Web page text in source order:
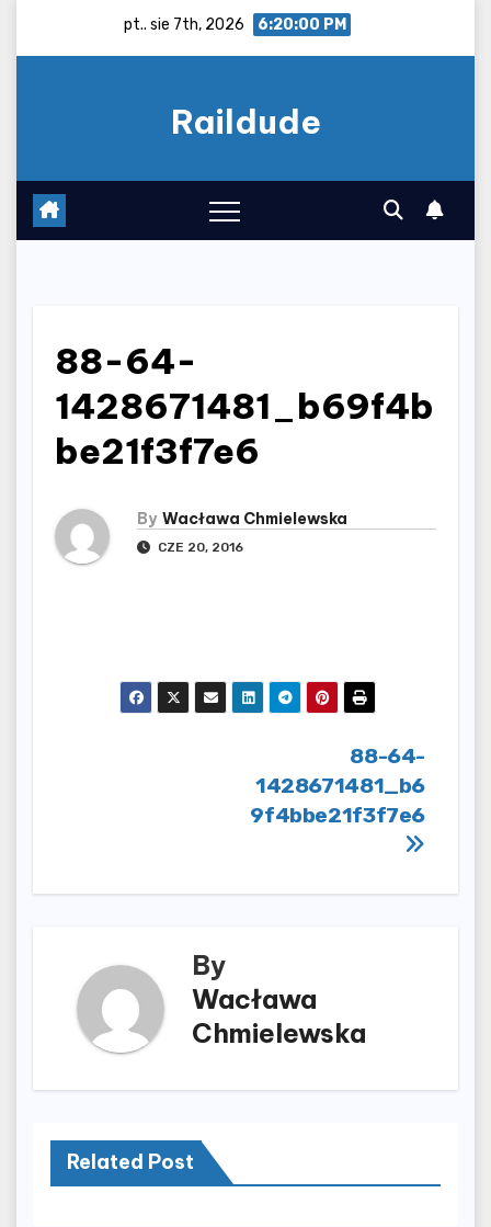
pt.. sie 7th, 2026 6:20:01 PM
Raildude
88-64-
1428671481_b69f4b
be21f3f7e6
By Wacława Chmielewska
CZE 20, 2016
88-64-
1428671481_b6
9f4bbe21f3f7e6
By
Wacława
Chmielewska
Related Post